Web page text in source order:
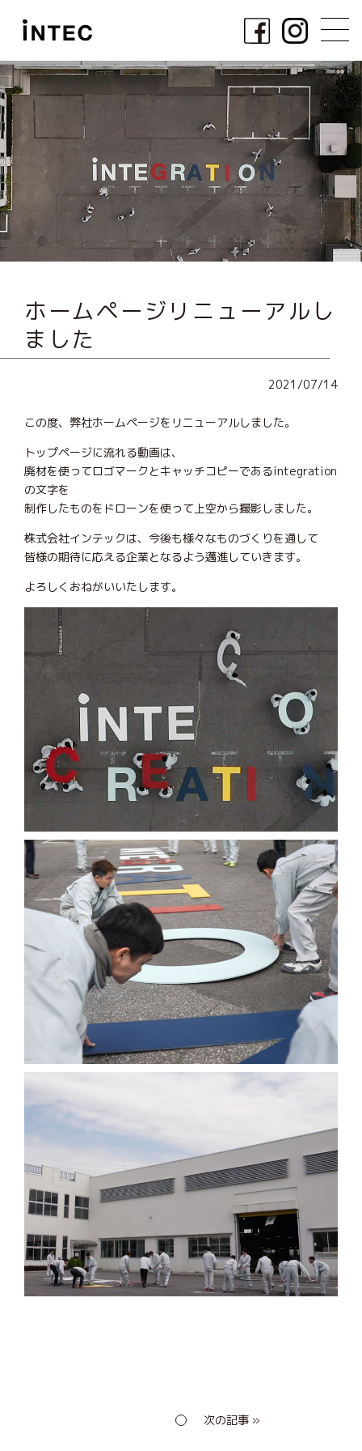
ホームページリニューアルし
ました
2021/07/14
この度、弊社ホームページをリニューアルしました。
トップページに流れる動画は、
廃材を使ってロゴマークとキャッチコピーであるintegration
の文字を
制作したものをドローンを使って上空から撮影しました。
株式会社インテックは、今後も様々なものづくりを通して
皆様の期待に応える企業となるよう邁進していきます。
よろしくおねがいいたします。
次の記事 »